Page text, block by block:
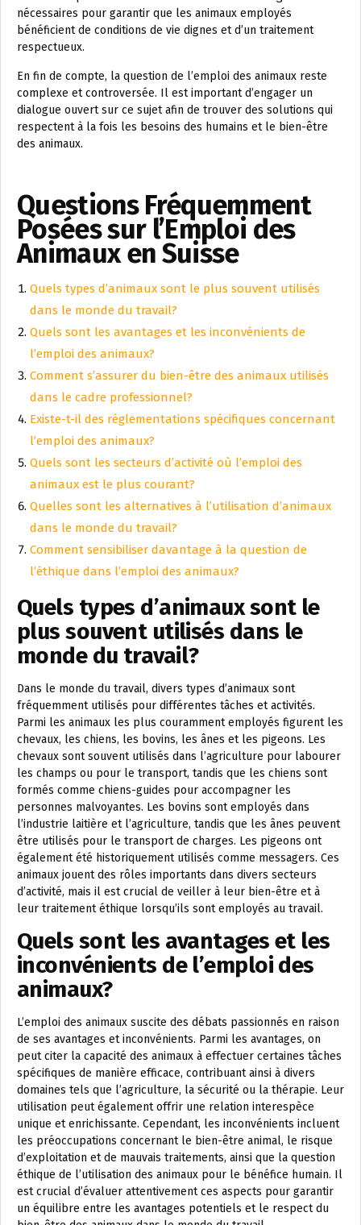
nécessaires pour garantir que les animaux employés
bénéficient de conditions de vie dignes et d’un traitement
respectueux.
En fin de compte, la question de l’emploi des animaux reste
complexe et controversée. Il est important d’engager un
dialogue ouvert sur ce sujet afin de trouver des solutions qui
respectent à la fois les besoins des humains et le bien-être
des animaux.
Questions Fréquemment
Posées sur l’Emploi des
Animaux en Suisse
Quels types d’animaux sont le plus souvent utilisés
dans le monde du travail?
Quels sont les avantages et les inconvénients de
l’emploi des animaux?
Comment s’assurer du bien-être des animaux utilisés
dans le cadre professionnel?
Existe-t-il des réglementations spécifiques concernant
l’emploi des animaux?
Quels sont les secteurs d’activité où l’emploi des
animaux est le plus courant?
Quelles sont les alternatives à l’utilisation d’animaux
dans le monde du travail?
Comment sensibiliser davantage à la question de
l’éthique dans l’emploi des animaux?
Quels types d’animaux sont le
plus souvent utilisés dans le
monde du travail?
Dans le monde du travail, divers types d’animaux sont
fréquemment utilisés pour différentes tâches et activités.
Parmi les animaux les plus couramment employés figurent les
chevaux, les chiens, les bovins, les ânes et les pigeons. Les
chevaux sont souvent utilisés dans l’agriculture pour labourer
les champs ou pour le transport, tandis que les chiens sont
formés comme chiens-guides pour accompagner les
personnes malvoyantes. Les bovins sont employés dans
l’industrie laitière et l’agriculture, tandis que les ânes peuvent
être utilisés pour le transport de charges. Les pigeons ont
également été historiquement utilisés comme messagers. Ces
animaux jouent des rôles importants dans divers secteurs
d’activité, mais il est crucial de veiller à leur bien-être et à
leur traitement éthique lorsqu’ils sont employés au travail.
Quels sont les avantages et les
inconvénients de l’emploi des
animaux?
L’emploi des animaux suscite des débats passionnés en raison
de ses avantages et inconvénients. Parmi les avantages, on
peut citer la capacité des animaux à effectuer certaines tâches
spécifiques de manière efficace, contribuant ainsi à divers
domaines tels que l’agriculture, la sécurité ou la thérapie. Leur
utilisation peut également offrir une relation interespèce
unique et enrichissante. Cependant, les inconvénients incluent
les préoccupations concernant le bien-être animal, le risque
d’exploitation et de mauvais traitements, ainsi que la question
éthique de l’utilisation des animaux pour le bénéfice humain. Il
est crucial d’évaluer attentivement ces aspects pour garantir
un équilibre entre les avantages potentiels et le respect du